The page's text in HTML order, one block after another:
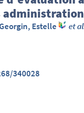
Estelle
et
340028